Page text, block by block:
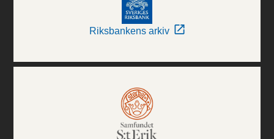
Riksbankens arkiv